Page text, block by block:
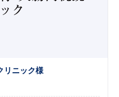
リニック様